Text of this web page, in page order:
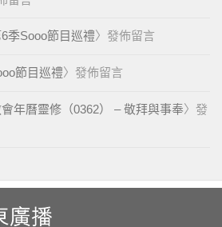
季Sooo節目巡禮〉發佈留言
節目巡禮〉發佈留言
年曆靈修（0362） – 敬拜與事奉〉發